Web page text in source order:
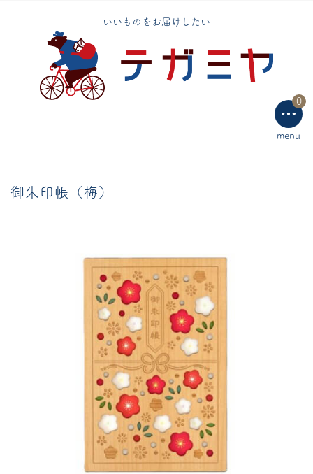
いいものをお届けしたい
0
テーブルウェア
ラッピング用品
menu
御朱印帳（梅）